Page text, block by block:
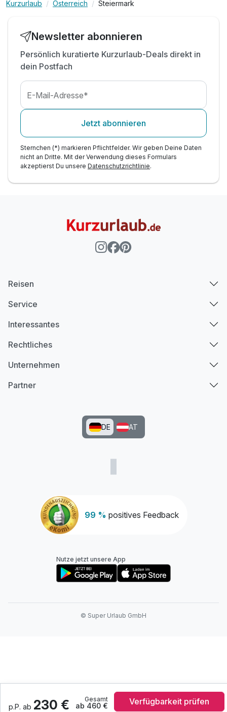
p.P. ab 230 € Gesamt
ab 460 € Verfügbarkeit prüfen
Kurzurlaub Österreich Steiermark
Newsletter abonnieren
Persönlich kuratierte Kurzurlaub-Deals direkt in
dein Postfach
E-Mail-Adresse*
Jetzt abonnieren
Sternchen (*) markieren Pflichtfelder. Wir geben Deine Daten
nicht an Dritte. Mit der Verwendung dieses Formulars
akzeptierst Du unsere Datenschutzrichtlinie.
99 % positives Feedback
Reisen
Service
Interessantes
Rechtliches
Unternehmen
Partner
DE AT
Nutze jetzt unsere App
© Super Urlaub GmbH